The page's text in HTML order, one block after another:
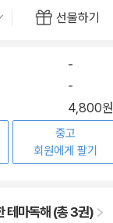
선물하기
-
-
4,800원
중고
회원에게 팔기
테마독해 (총 3권)